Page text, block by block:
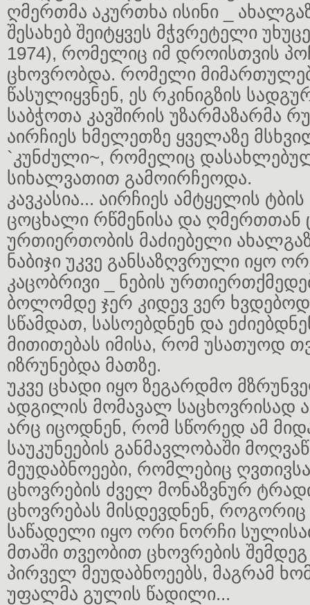
ღმერთმა აკურთხა ისინი _
შესახებ შეიტყვეს მჭვრეტელი
1974), რომელიც იმ დროისთვის
ცხოვრობდა. რომელი
წასულიყვნენ, ეს რკინიგზის
საბჭოთა კავშირის უზარმაზარმა
აირჩიეს ხმელეთზე ყველაზე
`კუნძული~, რომელიც
სიხალვათით გამოირჩეოდა.
კავკასია... აირჩიეს ამტყელის
ცოცხალი რწმენისა და ღმერთთან
ურთიერთობის მაძიებელი
ნაბიჯი უკვე განსაზღვრული იყო
კაცობრივი _ ნების
ბოლომდე ჯერ კიდევ ვერ
სწამდათ, სასოებდნენ და
მითითებას იმისა, რომ უსათუოდ
იზრუნებდა მათზე.
უკვე ცხადი იყო ზეგარდმო
ადგილის მომავალ საცხოვრისად
არც იცოდნენ, რომ სწორედ ამ
საუკუნეების განმავლობაში
მეუდაბნოეები, რომლებიც
ცხოვრების ძველ მონაზვნურ
ცხოვრებას მისდევდნენ,
საწადელი იყო ორი ნორჩი
მთაში თვეობით ცხოვრების შემდეგ
პირველ მეუდაბნოეებს, მაგრამ
უფალმა გულის წადილი...